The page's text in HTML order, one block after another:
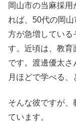
岡山市の当麻採
れば、50代の岡
方が急増している
す。近頃は、教育
です。渡邊優太さ
月ほどで学べる、
そんな彼ですが、
ています。